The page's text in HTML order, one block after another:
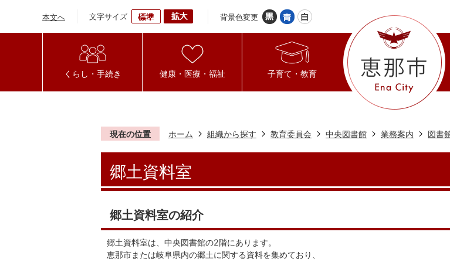
本文へ 文字サイズ 背景色変更
くらし・手続き 健康・医療・福祉 子育て・教育
現在の位置 ホーム 組織から探す 教育委員会 中央図書館 業務案内 図書
郷土資料室
郷土資料室の紹介
郷土資料室は、中央図書館の2階にあります。
恵那市または岐阜県内の郷土に関する資料を集めており、